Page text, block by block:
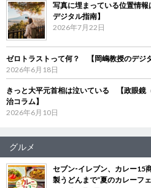
写真に埋まっている位置情
デジタル指南】
2026年7月22日
ゼロトラストって何？ 【岡嶋教授のデジタ
2026年6月18日
きっと大平元首相は泣いている 【政眼鏡
治コラム】
2026年6月10日
グルメ
セブン‐イレブン、カレー
製うどんまで“夏のカレーフ